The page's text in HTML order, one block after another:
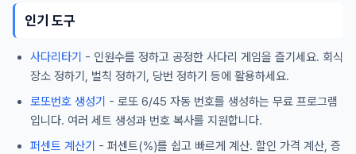
인기 도구
사다리타기 - 인원수를 정하고 공정한 사다리 게임을 즐기세요. 회식
장소 정하기, 벌칙 정하기, 당번 정하기 등에 활용하세요.
로또번호 생성기 - 로또 6/45 자동 번호를 생성하는 무료 프로그램
입니다. 여러 세트 생성과 번호 복사를 지원합니다.
퍼센트 계산기 - 퍼센트(%)를 쉽고 빠르게 계산. 할인 가격 계산, 증